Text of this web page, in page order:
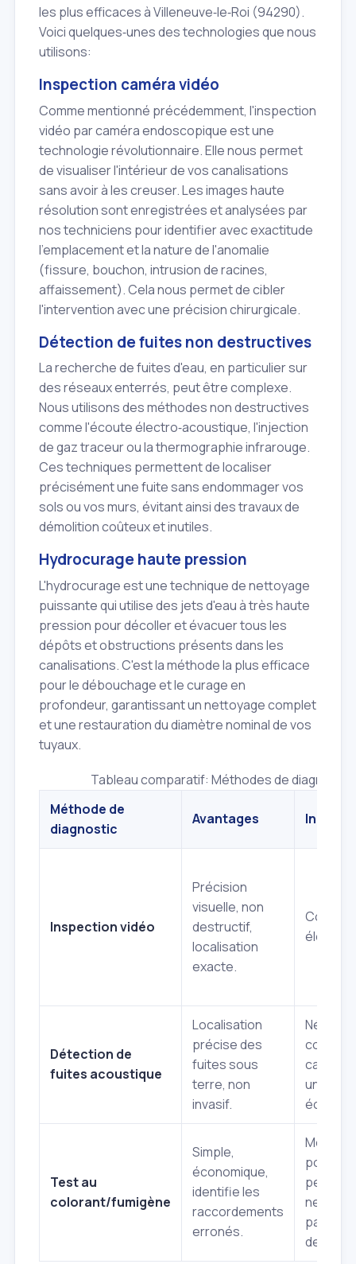
les plus efficaces à Villeneuve‑le‑Roi (94290).
Voici quelques‑unes des technologies que nous
utilisons:
Inspection caméra vidéo
Comme mentionné précédemment, l'inspection
vidéo par caméra endoscopique est une
technologie révolutionnaire. Elle nous permet
de visualiser l'intérieur de vos canalisations
sans avoir à les creuser. Les images haute
résolution sont enregistrées et analysées par
nos techniciens pour identifier avec exactitude
l'emplacement et la nature de l'anomalie
(fissure, bouchon, intrusion de racines,
affaissement). Cela nous permet de cibler
l'intervention avec une précision chirurgicale.
Détection de fuites non destructives
La recherche de fuites d'eau, en particulier sur
des réseaux enterrés, peut être complexe.
Nous utilisons des méthodes non destructives
comme l'écoute électro‑acoustique, l'injection
de gaz traceur ou la thermographie infrarouge.
Ces techniques permettent de localiser
précisément une fuite sans endommager vos
sols ou vos murs, évitant ainsi des travaux de
démolition coûteux et inutiles.
Hydrocurage haute pression
L'hydrocurage est une technique de nettoyage
puissante qui utilise des jets d'eau à très haute
pression pour décoller et évacuer tous les
dépôts et obstructions présents dans les
canalisations. C'est la méthode la plus efficace
pour le débouchage et le curage en
profondeur, garantissant un nettoyage complet
et une restauration du diamètre nominal de vos
tuyaux.
Tableau comparatif: Méthodes de
Méthode de
diagnostic
Avantages
Inspection vidéo
Précision
visuelle, non
destructif,
localisation
exacte.
Coût
élevé.
Détection de
fuites acoustique
Localisation
précise des
fuites sous
terre, non
invasif.
calmes
une
écoute.
Test au
colorant/fumigène
Simple,
économique,
identifie les
raccordements
erronés.
Moins
pour les
petites
ne
pas
des